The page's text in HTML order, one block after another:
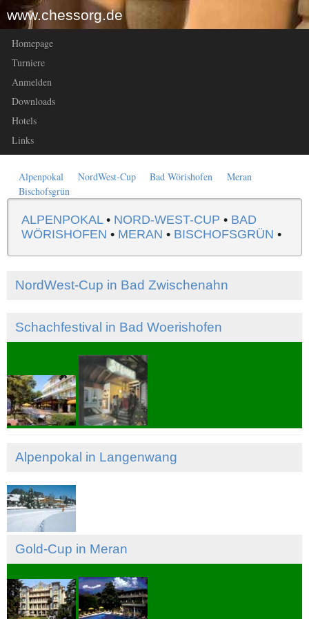
www.chessorg.de
Homepage
Turniere
Anmelden
Downloads
Hotels
Links
Alpenpokal NordWest-Cup Bad Wörishofen
Meran
Bischofsgrün
ALPENPOKAL• NORD-WEST-CUP • BAD
WÖRISHOFEN • MERAN • BISCHOFSGRÜN •
NordWest-Cup in Bad Zwischenahn
Schachfestival in Bad Woerishofen
Alpenpokal in Langenwang
Gold-Cup in Meran